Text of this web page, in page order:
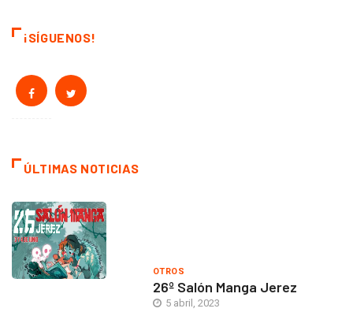
¡SÍGUENOS!
ÚLTIMAS NOTICIAS
OTROS
26º Salón Manga Jerez
5 abril, 2023